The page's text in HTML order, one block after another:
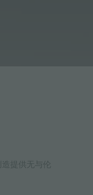
提供无与伦